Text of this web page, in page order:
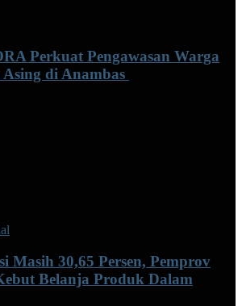
Perkuat Pengawasan Warga
di Anambas
Masih 30,65 Persen, Pemprov
Belanja Produk Dalam